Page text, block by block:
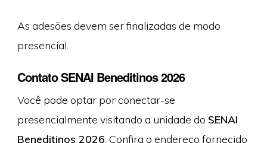
As adesões devem ser finalizadas de modo
presencial.
Contato SENAI Beneditinos 2026
Você pode optar por conectar-se
presencialmente visitando a unidade do SENAI
Beneditinos 2026 . Confira o endereço fornecido